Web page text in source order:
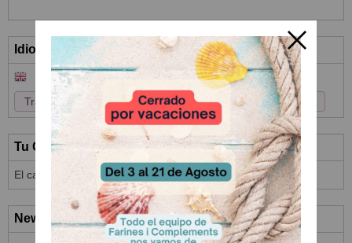
Idioma
Tu Carrito (0)
El carrito de la compra está vacío
Newsletter